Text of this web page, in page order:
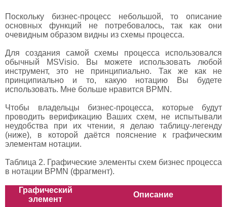
Поскольку бизнес-процесс небольшой, то описание
основных функций не потребовалось, так как они
очевидным образом видны из схемы процесса.
Для создания самой схемы процесса использовался
обычный MSVisio. Вы можете использовать любой
инструмент, это не принципиально. Так же как не
принципиально и то, какую нотацию Вы будете
использовать. Мне больше нравится BPMN.
Чтобы владельцы бизнес-процесса, которые будут
проводить верификацию Ваших схем, не испытывали
неудобства при их чтении, я делаю таблицу-легенду
(ниже), в которой даётся пояснение к графическим
элементам нотации.
Таблица 2. Графические элементы схем бизнес процесса
в нотации BPMN (фрагмент).
Графический
элемент
Описание